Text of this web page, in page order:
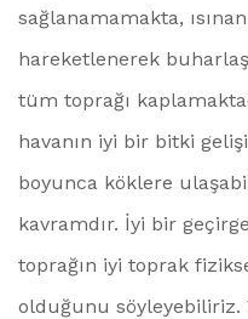
sağlanamamakta,
hareketlenerek
tüm toprağı
havanın iyi bir bitki
boyunca köklere
kavramdır. İyi bir
toprağın iyi toprak
olduğunu söyleyebiliriz.